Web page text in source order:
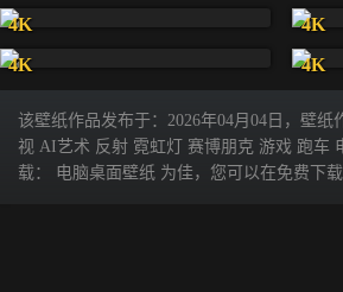
4K
4K
4K
4K
该壁纸作品发布于：2026年04月04日，壁
视 AI艺术 反射 霓虹灯 赛博朋克 游戏 跑车
载： 电脑桌面壁纸 为佳，您可以在免费下